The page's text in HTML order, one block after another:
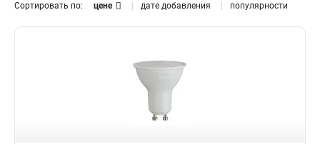
Сортировать по: цене дате добавления популярности